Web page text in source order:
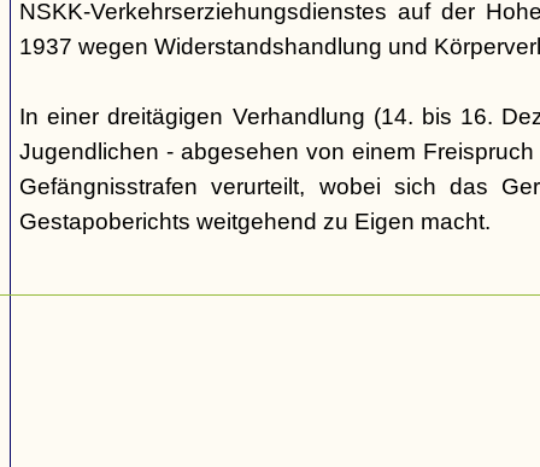
NSKK-Verkehrserziehungsdienstes auf der
1937 wegen Widerstandshandlung und
In einer dreitägigen Verhandlung (14. bis 16.
Jugendlichen - abgesehen von einem
Gefängnisstrafen verurteilt, wobei sich das
Gestapoberichts weitgehend zu Eigen macht.